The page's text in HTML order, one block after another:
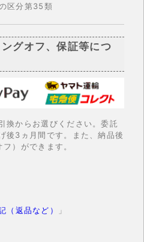
区分第35類
グオフ、保証等につ
換からお選びください。委託
後3ヵ月間です。また、納品後
）ができます。
（返品など）
」